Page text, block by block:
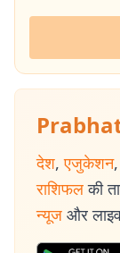
देश, एजुकेशन,
राशिफल की
न्यूज और